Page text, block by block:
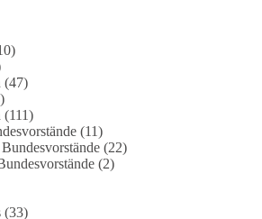
zum politischen Druckmittel
wie schnell Menschen
geraten können.
(47)
(111)
(11)
(22)
(2)
(33)